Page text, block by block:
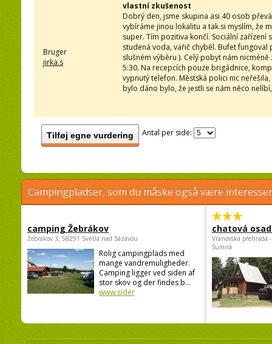
Bruger
jirka.s
vlastní zkušenost
Dobrý den, jsme skupina asi 40 osob
vybíráme jinou lokalitu a tak si myslím, že
super. Tím pozitiva končí. Sociální
studená voda, vařič chyběl. Bufet
slušném výběru ). Celý pobyt nám
5:30. Na recepcích pouze brigádnice,
vypnutý telefon. Městská polici nic
bylo dáno bylo, že jestli se nám něco
Tilføj egne vurdering Antal per side:
Campingpladser, som du måske også være
camping Žebrákov
Žebrákov 3, 58291 Světlá nad Sázavou
Rolig campingplads med
mange vandremuligheder.
Camping ligger ved siden af
stor skov og der findes b...
www sider
chatová
Vranovská přehrada
Šumná